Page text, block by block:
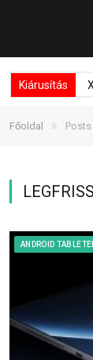
Kiárusítás
Főoldal »
ANDROID